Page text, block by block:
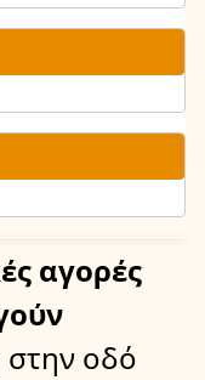
αγορές
στην οδό